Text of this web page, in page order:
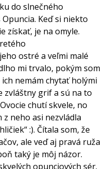
do slnečného
Keď si niekto
získať, je na omyle.
ostré a veľmi malé
mi trvalo, pokým som
nemám chytať holými
zvláštny grif a sú na to
chutí skvele, no
neho asi nezvládla
:). Čítala som, že
ale veď aj pravá ruža
taký je môj názor.
opunciových sér.